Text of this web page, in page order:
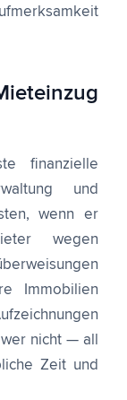
finanzielle
und
wenn er
wegen
Immobilien
nicht — all
Zeit und